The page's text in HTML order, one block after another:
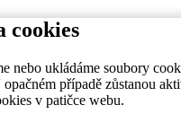
cookies
nebo ukládáme soubory
případě zůstanou
v patičce webu.